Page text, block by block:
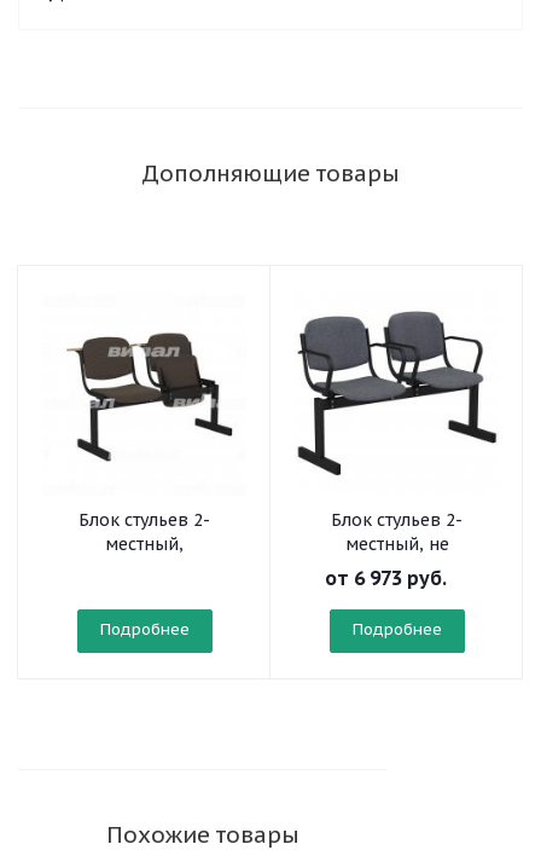
Дополняющие товары
Блок стульев 2-
местный,
Подробнее
Блок стульев 2-
местный, не
откидывающиеся
сиденья, с
подлокотниками
от 6 973 руб.
Подробнее
Похожие товары